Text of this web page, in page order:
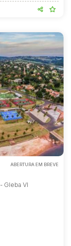
ABERTURA EM BREVE
Gleba VI